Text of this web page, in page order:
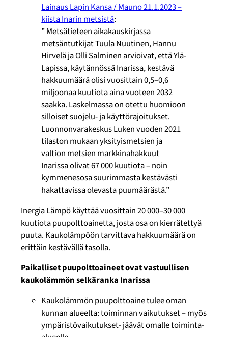
Lainaus Lapin Kansa / Mauno 21.1.2023 –
kiista Inarin metsistä:
” Metsätieteen aikakauskirjassa
metsäntutkijat Tuula Nuutinen, Hannu
Hirvelä ja Olli Salminen arvioivat, että Ylä-
Lapissa, käytännössä Inarissa, kestävä
hakkuumäärä olisi vuosittain 0,5–0,6
miljoonaa kuutiota aina vuoteen 2032
saakka. Laskelmassa on otettu huomioon
silloiset suojelu- ja käyttörajoitukset.
Luonnonvarakeskus Luken vuoden 2021
tilaston mukaan yksityismetsien ja
valtion metsien markkinahakkuut
Inarissa olivat 67 000 kuutiota – noin
kymmenesosa suurimmasta kestävästi
hakattavissa olevasta puumäärästä.”
Inergia Lämpö käyttää vuosittain 20 000–30 000
kuutiota puupolttoainetta, josta osa on kierrätettyä
puuta. Kaukolämpöön tarvittava hakkuumäärä on
erittäin kestävällä tasolla.
Paikalliset puupolttoaineet ovat vastuullisen
kaukolämmön selkäranka Inarissa
Kaukolämmön puupolttoaine tulee oman
kunnan alueelta: toiminnan vaikutukset – myös
ympäristövaikutukset- jäävät omalle toiminta-